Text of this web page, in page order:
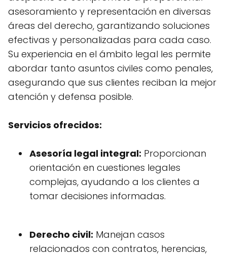
asesoramiento y representación en diversas
áreas del derecho, garantizando soluciones
efectivas y personalizadas para cada caso.
Su experiencia en el ámbito legal les permite
abordar tanto asuntos civiles como penales,
asegurando que sus clientes reciban la mejor
atención y defensa posible.
Servicios ofrecidos:
Asesoría legal integral: Proporcionan
orientación en cuestiones legales
complejas, ayudando a los clientes a
tomar decisiones informadas.
Derecho civil: Manejan casos
relacionados con contratos, herencias,